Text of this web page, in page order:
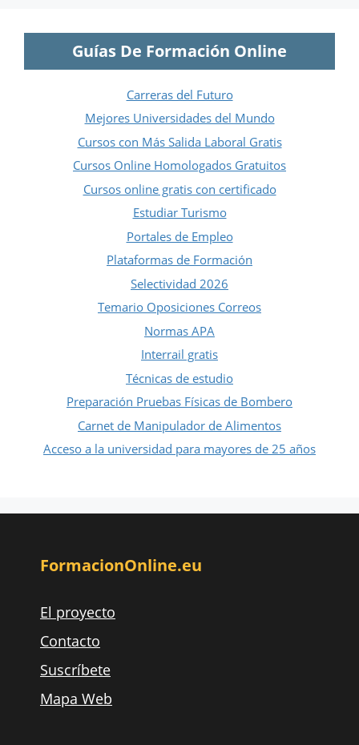
Guías De Formación Online
Carreras del Futuro
Mejores Universidades del Mundo
Cursos con Más Salida Laboral Gratis
Cursos Online Homologados Gratuitos
Cursos online gratis con certificado
Estudiar Turismo
Portales de Empleo
Plataformas de Formación
Selectividad 2026
Temario Oposiciones Correos
Normas APA
Interrail gratis
Técnicas de estudio
Preparación Pruebas Físicas de Bombero
Carnet de Manipulador de Alimentos
Acceso a la universidad para mayores de 25 años
FormacionOnline.eu
El proyecto
Contacto
Suscríbete
Mapa Web